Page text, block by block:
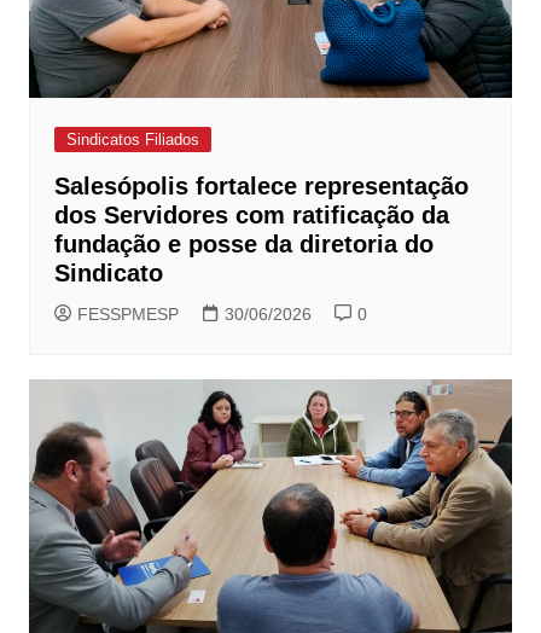
Sindicatos Filiados
Salesópolis fortalece representação
dos Servidores com ratificação da
fundação e posse da diretoria do
Sindicato
FESSPMESP 30/06/2026 0